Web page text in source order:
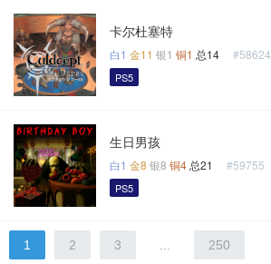
卡尔杜塞特
白1 金11 银1 铜1 总14 #58624
PS5
生日男孩
白1 金8 银8 铜4 总21 #59755
PS5
1 2 3 250